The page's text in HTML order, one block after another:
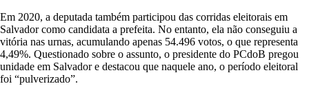
Em 2020, a deputada também participou das corridas eleitorais em
Salvador como candidata a prefeita. No entanto, ela não conseguiu a
vitória nas urnas, acumulando apenas 54.496 votos, o que representa
4,49%. Questionado sobre o assunto, o presidente do PCdoB pregou
unidade em Salvador e destacou que naquele ano, o período eleitoral
foi “pulverizado”.